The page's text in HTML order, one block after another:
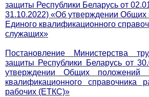
защиты Республики Беларусь от
31.10.2022) «Об утверждении Общих
Единого квалификационного
служащих»
Постановление Министерства
защиты Республики Беларусь от
утверждении Общих положений
квалификационного справочника
рабочих (ЕТКС)»